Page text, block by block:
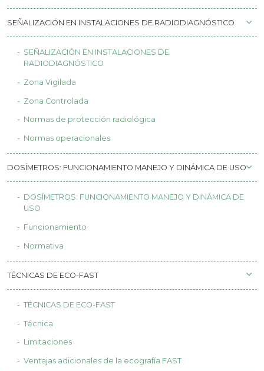
SEÑALIZACIÓN EN INSTALACIONES DE RADIODIAGNÓSTICO
SEÑALIZACIÓN EN INSTALACIONES DE
RADIODIAGNÓSTICO
Zona Vigilada
Zona Controlada
Normas de protección radiológica
Normas operacionales
DOSÍMETROS: FUNCIONAMIENTO MANEJO Y DINÁMICA DE USO
DOSÍMETROS: FUNCIONAMIENTO MANEJO Y DINÁMICA DE
USO
Funcionamiento
Normativa
TÉCNICAS DE ECO-FAST
TÉCNICAS DE ECO-FAST
Técnica
Limitaciones
Ventajas adicionales de la ecografía FAST